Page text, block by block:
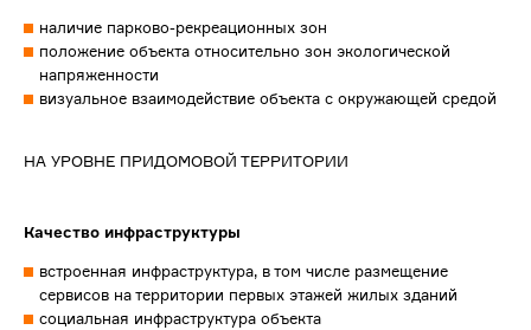
наличие парково-рекреационных зон
положение объекта относительно зон экологической
напряженности
визуальное взаимодействие объекта с окружающей средой
НА УРОВНЕ ПРИДОМОВОЙ ТЕРРИТОРИИ
Качество инфраструктуры
встроенная инфраструктура, в том числе размещение
сервисов на территории первых этажей жилых зданий
социальная инфраструктура объекта